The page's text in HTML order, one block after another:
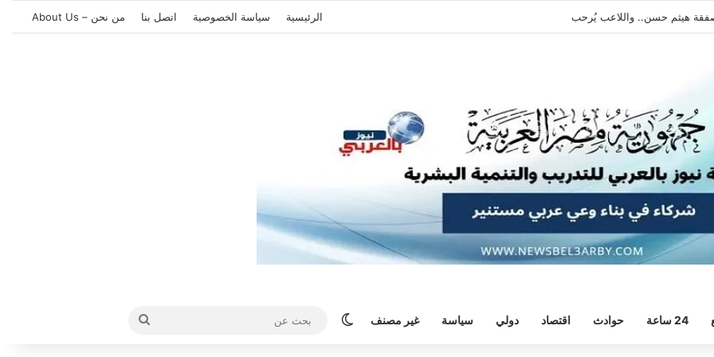
بالعودة الفورية للتدريبات الرئيسية سياسة الخصوصية اتصل بنا من نحن – About Us
24 ساعة حوادث اقتصاد دولي سياسة غير مصنف الوضع المظلم
بحث